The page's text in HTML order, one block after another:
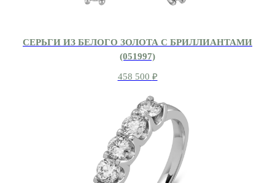
СЕРЬГИ ИЗ БЕЛОГО ЗОЛОТА С БРИЛЛИАНТАМИ
(051997)
458 500 ₽